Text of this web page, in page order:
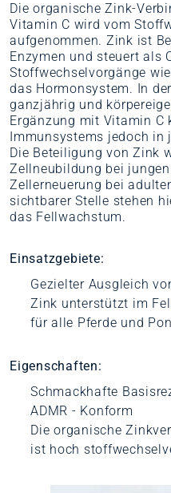
Die organische Zink-
Vitamin C wird vom
aufgenommen. Zink ist
Enzymen und steuert als
Stoffwechselvorgänge
das Hormonsystem. In
ganzjährig und
Ergänzung mit Vitamin C
Immunsystems jedoch
Die Beteiligung von Zink
Zellneubildung bei
Zellerneuerung bei
sichtbarer Stelle stehen
das Fellwachstum.
Einsatzgebiete:
Gezielter Ausgleich
Zink unterstützt im
für alle Pferde und
Eigenschaften:
Schmackhafte
ADMR - Konform
Die organische
ist hoch